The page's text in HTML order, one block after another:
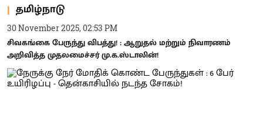
தமிழ்நாடு
30 November 2025, 02:53 PM
சிவகங்கை பேருந்து விபத்து! : ஆறுதல் மற்றும் நிவாரணம்
அறிவித்த முதலமைச்சர் மு.க.ஸ்டாலின்!